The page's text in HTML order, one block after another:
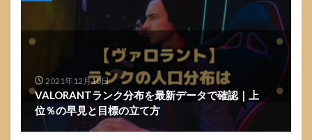
2021年12月10日
VALORANTランク分布を最新データで確認｜上
位％の早見と目標の立て方